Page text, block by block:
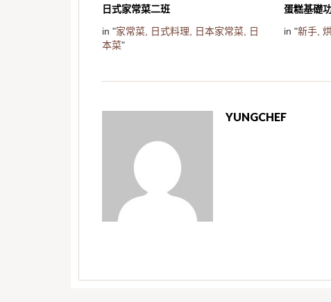
日式家常菜二班
in "家常菜, 日式料理, 日本家常菜,
日
本菜"
蛋糕基礎
in "新手,
YUNGCHEF